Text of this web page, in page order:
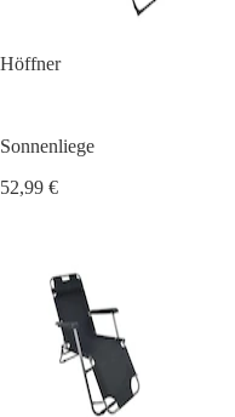
Höffner
Sonnenliege
52,99 €